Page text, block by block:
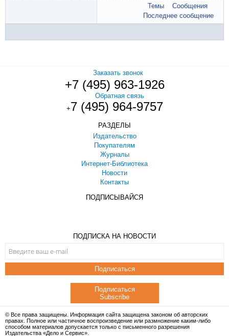
Темы
Сообщения
Последнее сообщение
Заказать звонок
+7 (495) 963-1926
Обратная связь
+7 (495) 964-9757
РАЗДЕЛЫ
Издательство
Покупателям
Журналы
Интернет-Библиотека
Новости
Контакты
ПОДПИСЫВАЙСЯ
ПОДПИСКА НА НОВОСТИ
Подписаться
Подписаться
Subscribe
© Все права защищены. Информация сайта защищена законом об авторских
правах. Полное или частичное воспроизведение или размножение каким-либо
способом материалов допускается только с письменного разрешения
Издательства «Дело и Сервис».